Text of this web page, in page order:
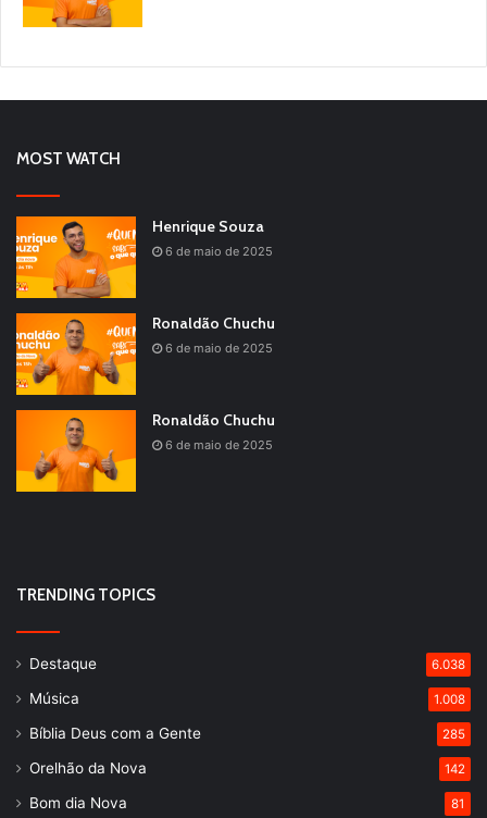
MOST WATCH
Henrique Souza
6 de maio de 2025
Ronaldão Chuchu
6 de maio de 2025
Ronaldão Chuchu
6 de maio de 2025
TRENDING TOPICS
Destaque 6.038
Música 1.008
Bíblia Deus com a Gente 285
Orelhão da Nova 142
Bom dia Nova 81